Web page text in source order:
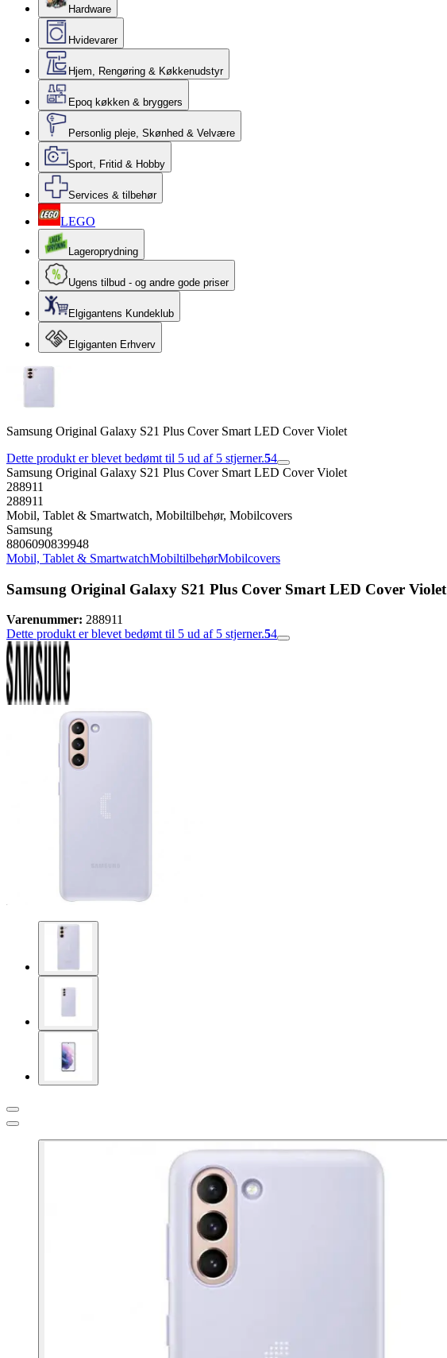
Hardware
Hvidevarer
Hjem, Rengøring & Køkkenudstyr
Epoq køkken & bryggers
Personlig pleje, Skønhed & Velvære
Sport, Fritid & Hobby
Services & tilbehør
LEGO
Lageroprydning
Ugens tilbud - og andre gode priser
Elgigantens Kundeklub
Elgiganten Erhverv
Samsung Original Galaxy S21 Plus Cover Smart LED Cover Violet
Dette produkt er blevet bedømt til 5 ud af 5 stjerner.54
Samsung Original Galaxy S21 Plus Cover Smart LED Cover Violet
288911
288911
Mobil, Tablet & Smartwatch, Mobiltilbehør, Mobilcovers
Samsung
8806090839948
Mobil, Tablet & SmartwatchMobiltilbehørMobilcovers
Samsung Original Galaxy S21 Plus Cover Smart LED Cover Violet
Varenummer: 288911
Dette produkt er blevet bedømt til 5 ud af 5 stjerner.54